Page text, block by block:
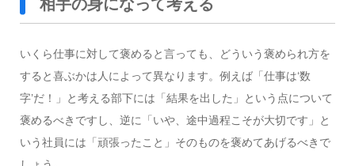
相手の身になって考える
いくら仕事に対して褒めると言っても、どういう褒められ方を
すると喜ぶかは人によって異なります。例えば「仕事は‘数
字’だ！」と考える部下には「結果を出した」という点について
褒めるべきですし、逆に「いや、途中過程こそが大切です」と
いう社員には「頑張ったこと」そのものを褒めてあげるべきで